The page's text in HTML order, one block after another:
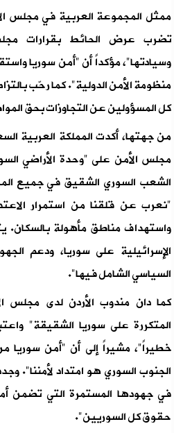
ممثل المجموعة العربية في مجلس
تضرب عرض الحائط بقرارات
وسيادتها"، مؤكداً أن "أمن سوريا
منظومة الأمن الدولية". كما رحّب
كل المسؤولين عن التجاوزات بحق
من جهتها، أكدت المملكة العربية
مجلس الأمن على "وحدة الأراضي
الشعب السوري الشقيق في جميع
"نعرب عن قلقنا من استمرار
واستهداف مناطق مأهولة
الإسرائيلية على سوريا، ودعم
السياسي الشامل فيها".
كما دان مندوب الأردن لدى مجلس
المتكررة على سوريا الشقيقة"
خطيراً"، مشيراً إلى أن "أمن سوريا
الجنوب السوري هو امتداد لأمننا".
في جهودها المستمرة التي تضمن
حقوق كل السوريين".